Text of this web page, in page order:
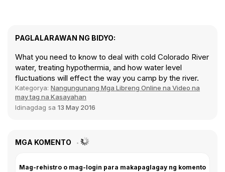
PAGLALARAWAN NG BIDYO:
What you need to know to deal with cold Colorado River
water, treating hypothermia, and how water level
fluctuations will effect the way you camp by the river.
Kategorya: Nangungunang Mga Libreng Online na Video na
may tag na Kasayahan
Idinagdag sa 13 May 2016
MGA KOMENTO
Mag-rehistro o mag-login para makapaglagay ng komento